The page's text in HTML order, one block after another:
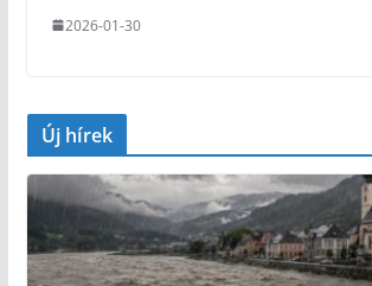
2026-01-30
Új hírek